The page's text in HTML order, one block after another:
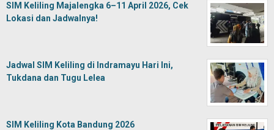
SIM Keliling Majalengka 6–11 April 2026, Cek
Lokasi dan Jadwalnya!
Jadwal SIM Keliling di Indramayu Hari Ini,
Tukdana dan Tugu Lelea
SIM Keliling Kota Bandung 2026